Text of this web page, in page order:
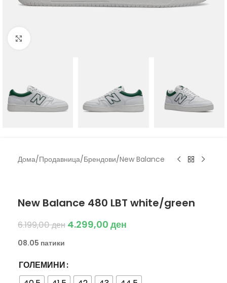
Дома/Продавница/Брендови/New Balance
New Balance 480 LBT white/green
6.199,00ден 4.299,00 ден
08.05 патики
ГОЛЕМИНИ